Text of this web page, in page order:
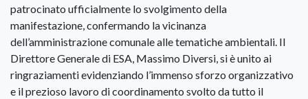
patrocinato ufficialmente lo svolgimento della
manifestazione, confermando la vicinanza
dell’amministrazione comunale alle tematiche ambientali. Il
Direttore Generale di ESA, Massimo Diversi, si è unito ai
ringraziamenti evidenziando l’immenso sforzo organizzativo
e il prezioso lavoro di coordinamento svolto da tutto il